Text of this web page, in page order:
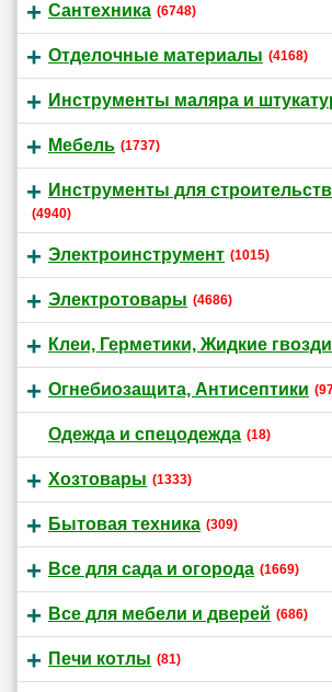
Сантехника (6748)
Отделочные материалы (4168)
Инструменты маляра и
Мебель (1737)
Инструменты для
(4940)
Электроинструмент (1015)
Электротовары (4686)
Клеи, Герметики, Жидкие гвозди
Огнебиозащита, Антисептики
Одежда и спецодежда (18)
Хозтовары (1333)
Бытовая техника (309)
Все для сада и огорода (1669)
Все для мебели и дверей (686)
Печи котлы (81)